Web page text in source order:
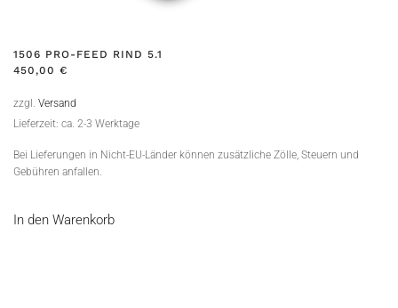
1506 PRO-FEED RIND 5.1
450,00 €
zzgl. Versand
Lieferzeit: ca. 2-3 Werktage
Bei Lieferungen in Nicht-EU-Länder können zusätzliche Zölle, Steuern und
Gebühren anfallen.
In den Warenkorb